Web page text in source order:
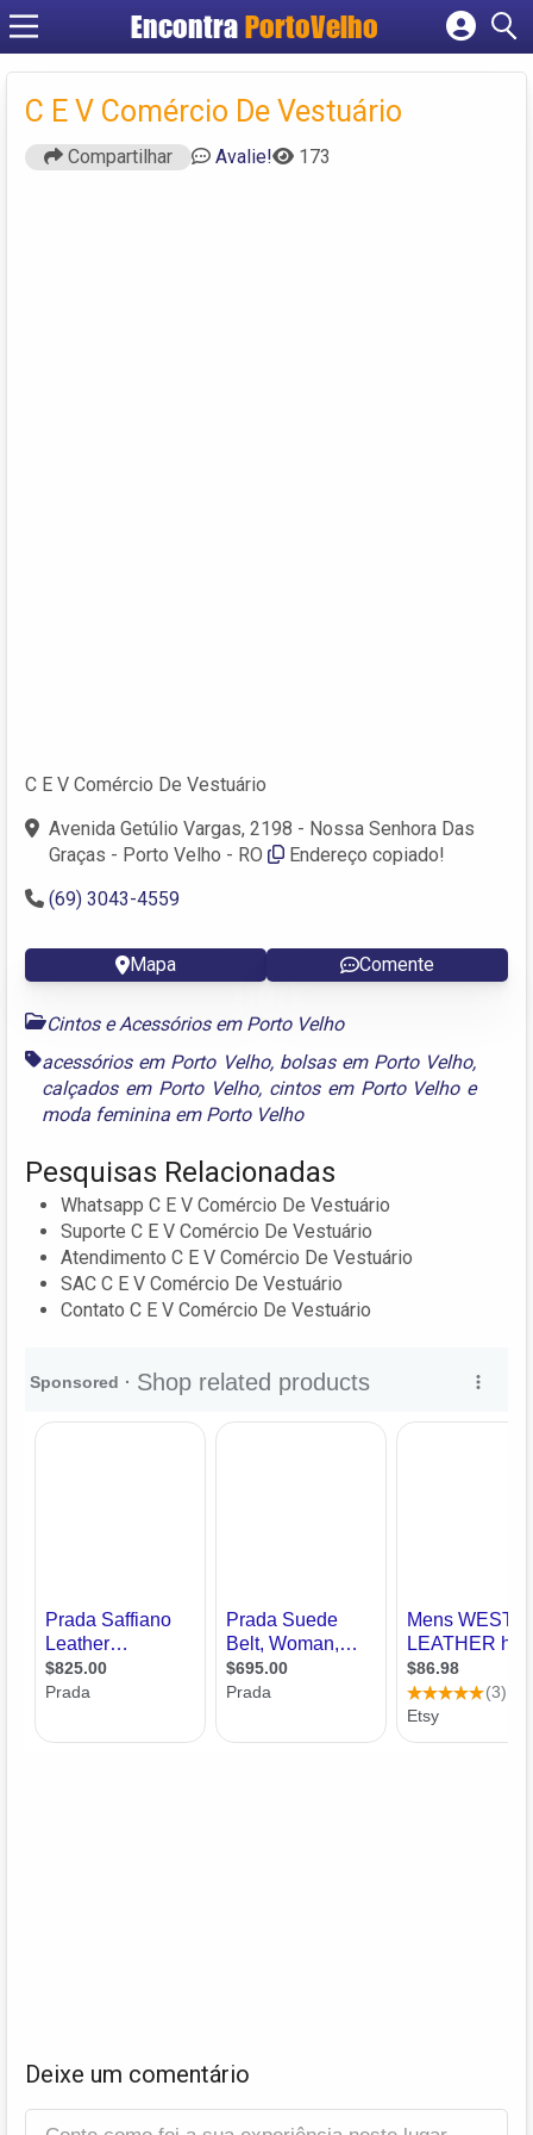
EncontraPortoVelho
Cadastrar empresa
Criar conta
C E V Comércio De Vestuário
Compartilhar Avalie! 173
C E V Comércio De Vestuário
Avenida Getúlio Vargas, 2198 - Nossa Senhora Das
Graças - Porto Velho - RO
Endereço copiado!
(69) 3043-4559
Mapa Comente
Cintos e Acessórios em Porto Velho
acessórios em Porto Velho, bolsas em Porto Velho,
calçados em Porto Velho, cintos em Porto Velhoe
moda feminina em Porto Velho
Pesquisas Relacionadas
Whatsapp C E V Comércio De Vestuário
Suporte C E V Comércio De Vestuário
Atendimento C E V Comércio De Vestuário
SAC C E V Comércio De Vestuário
Contato C E V Comércio De Vestuário
Deixe um comentário